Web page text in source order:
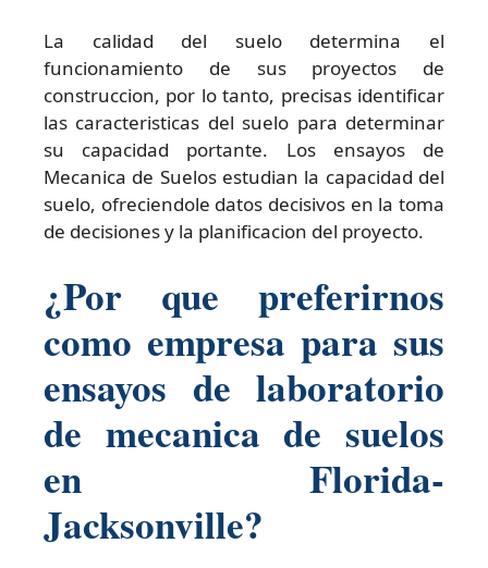
La calidad del suelo determina el
funcionamiento de sus proyectos de
construccion, por lo tanto, precisas identificar
las caracteristicas del suelo para determinar
su capacidad portante. Los ensayos de
Mecanica de Suelos estudian la capacidad del
suelo, ofreciendole datos decisivos en la toma
de decisiones y la planificacion del proyecto.
¿Por que preferirnos
como empresa para sus
ensayos de laboratorio
de mecanica de suelos
en Florida-
Jacksonville?